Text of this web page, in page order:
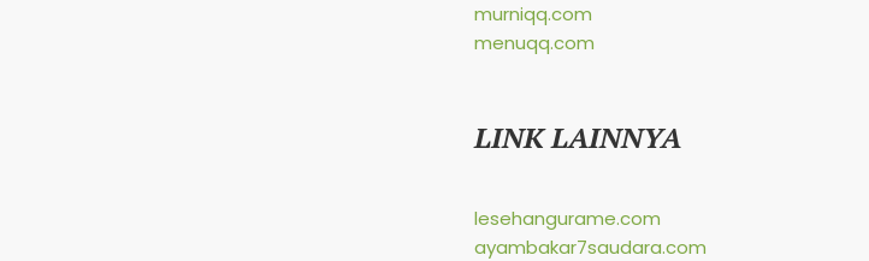
murniqq.com
menuqq.com
LINK LAINNYA
lesehangurame.com
ayambakar7saudara.com